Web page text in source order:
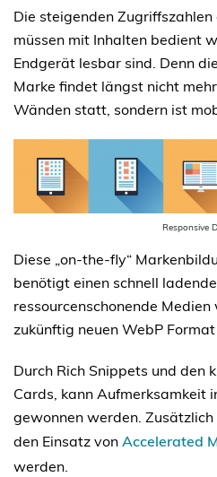
Die steigenden
müssen mit Inhalten bedient
Endgerät lesbar sind. Denn
Marke findet längst nicht
Wänden statt, sondern ist
Responsive
Diese „on-the-fly“
benötigt einen schnell
ressourcenschonende Medien
zukünftig neuen WebP
Durch Rich Snippets und den
Cards, kann Aufmerksamkeit
gewonnen werden.
den Einsatz von Accelerated
werden.